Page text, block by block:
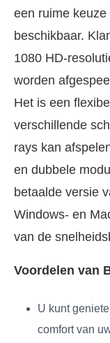
een ruime
beschikbaar.
1080 HD-
worden
Het is een
verschillende
rays kan
en dubbele
betaalde versie
Windows- en
van de
Voordelen van
U kunt
comfort van